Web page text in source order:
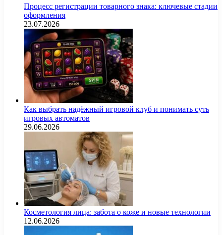
Процесс регистрации товарного знака: ключевые стадии
оформления
23.07.2026
Как выбрать надёжный игровой клуб и понимать суть
игровых автоматов
29.06.2026
Косметология лица: забота о коже и новые технологии
12.06.2026